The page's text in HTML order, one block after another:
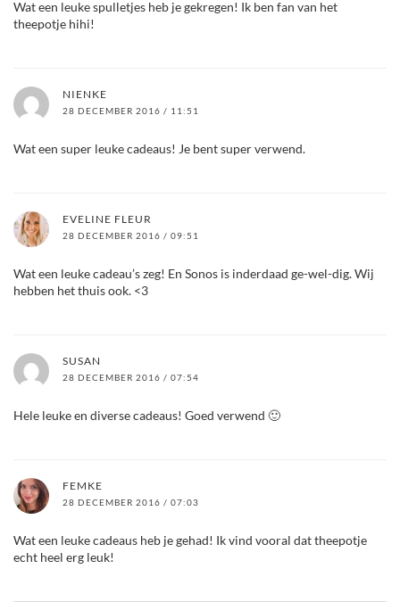
Wat een leuke spulletjes heb je gekregen! Ik ben fan van het
theepotje hihi!
NIENKE
28 DECEMBER 2016 / 11:51
Wat een super leuke cadeaus! Je bent super verwend.
EVELINE FLEUR
28 DECEMBER 2016 / 09:51
Wat een leuke cadeau’s zeg! En Sonos is inderdaad ge-wel-dig. Wij
hebben het thuis ook. <3
SUSAN
28 DECEMBER 2016 / 07:54
Hele leuke en diverse cadeaus! Goed verwend 🙂
FEMKE
28 DECEMBER 2016 / 07:03
Wat een leuke cadeaus heb je gehad! Ik vind vooral dat theepotje
echt heel erg leuk!